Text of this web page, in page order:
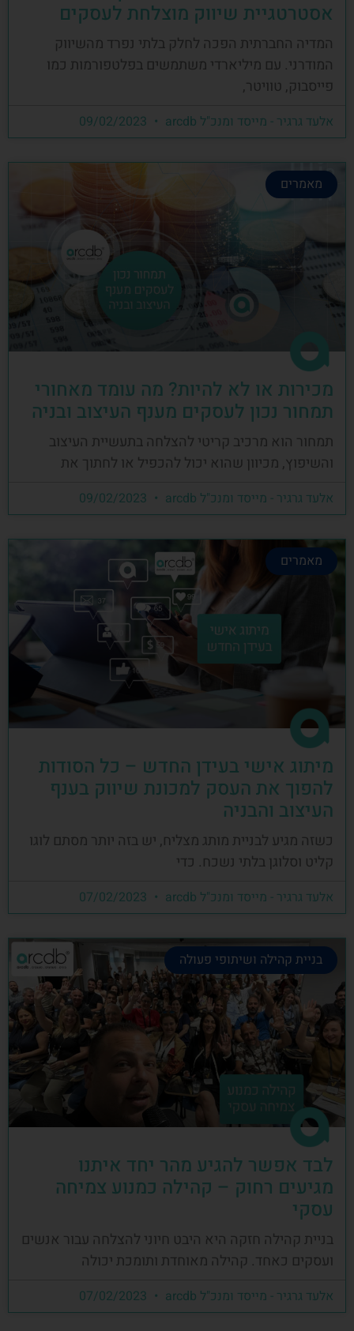
אסטרטגיית שיווק מוצלחת לעסקים
המדיה החברתית הפכה לחלק בלתי נפרד מהשיווק
המודרני. עם מיליארדי משתמשים בפלטפורמות כמו
פייסבוק, טוויטר,
אלעד גרגיר - מייסד ומנכ"ל arcdb
מאמרים
מכירות או לא להיות? מה עומד מאחורי
תמחור נכון לעסקים מענף העיצוב ובניה
תמחור הוא מרכיב קריטי להצלחה בתעשיית העיצוב
והשיפוץ, מכיוון שהוא יכול להכפיל או לחתוך את
אלעד גרגיר - מייסד ומנכ"ל arcdb
מאמרים
מיתוג אישי בעידן החדש – כל הסודות
להפוך את העסק למכונת שיווק בענף
העיצוב והבניה
כשזה מגיע לבניית מותג מצליח, יש בזה יותר מסתם לוגו
קליט וסלוגן בלתי נשכח. כדי
אלעד גרגיר - מייסד ומנכ"ל arcdb
בניית קהילה ושיתופי פעולה
לבד אפשר להגיע מהר יחד איתנו
מגיעים רחוק – קהילה כמנוע צמיחה
עסקי
בניית קהילה חזקה היא היבט חיוני להצלחה עבור אנשים
ועסקים כאחד. קהילה מאוחדת ותומכת יכולה
אלעד גרגיר - מייסד ומנכ"ל arcdb